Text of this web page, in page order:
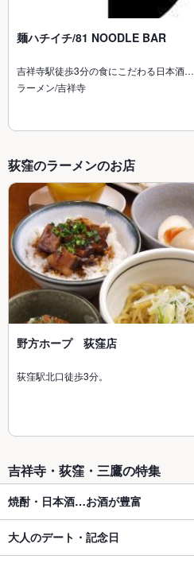
麺ハチイチ/81 NOODLE BAR
吉祥寺駅徒歩3分の食にこだわる日本酒…
ラーメン/吉祥寺
荻窪のラーメンのお店
野方ホープ 荻窪店
荻窪駅北口徒歩3分。
吉祥寺・荻窪・三鷹の特集
焼酎・日本酒…お酒が豊富
大人のデート・記念日